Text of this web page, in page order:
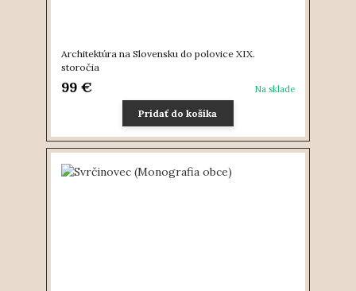
Architektúra na Slovensku do polovice XIX.
storočia
99 € Na sklade
Pridať do košíka